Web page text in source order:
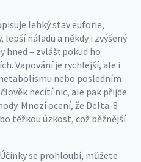
lehký stav euforie,
náladu a někdy i zvýšený
hned – zvlášť pokud ho
Vapování je rychlejší, ale i
nebo posledním
necítí nic, ale pak přijde
Mnozí ocení, že Delta-8
těžkou úzkost, což běžnější
se prohloubí, můžete